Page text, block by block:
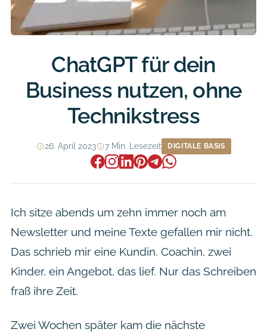
ChatGPT für dein
Business nutzen, ohne
Technikstress
26. April 2023 7 Min. Lesezeit DIGITALE BASIS
Ich sitze abends um zehn immer noch am
Newsletter und meine Texte gefallen mir nicht.
Das schrieb mir eine Kundin. Coachin, zwei
Kinder, ein Angebot, das lief. Nur das Schreiben
fraß ihre Zeit.
Zwei Wochen später kam die nächste